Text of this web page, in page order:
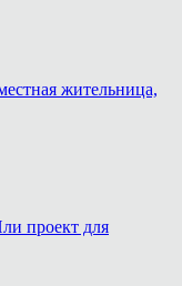
жительница,
проект для